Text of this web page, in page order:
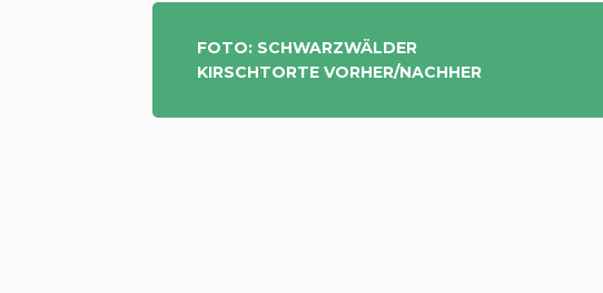
POST
NAVIGATION
FOTO: SCHWARZWÄLDER
KIRSCHTORTE VORHER/NACHHER